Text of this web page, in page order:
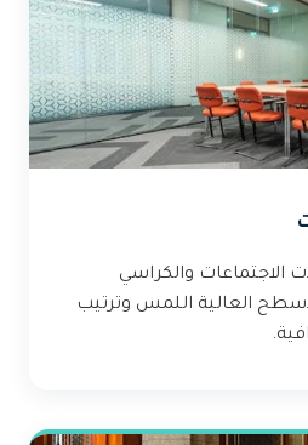
والكراسي
العالية اللمس وترتيب